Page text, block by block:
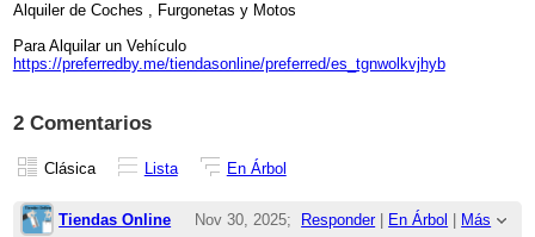
Alquiler de Coches , Furgonetas y Motos
Para Alquilar un Vehículo
https://preferredby.me/tiendasonline/preferred/es_tgnwolkvjhyb
2 Comentarios
Clásica Lista En Árbol
Tiendas Online Responder| En Árbol Más
Nov 30, 2025;